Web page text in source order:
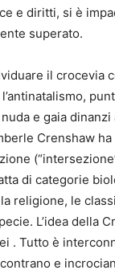
e diritti, si è
superato.
il crocevia
nuda e gaia
Crenshaw
di categorie
religione, le
L’idea della
. Tutto è
e